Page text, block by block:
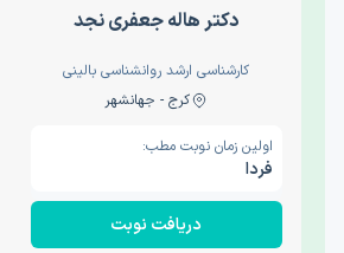
دکتر هاله جعفری نجد
کارشناسی ارشد روانشناسی بالینی
کرج - جهانشهر
اولین زمان نوبت مطب:
فردا
دریافت نوبت